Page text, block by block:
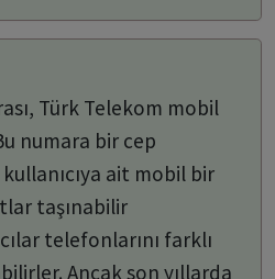
Türk Telekom mobil
numara bir cep
ait mobil bir
taşınabilir
telefonlarını farklı
Ancak son yıllarda